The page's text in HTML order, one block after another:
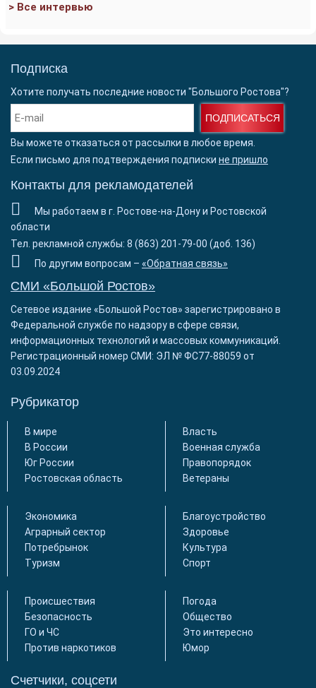
> Все интервью
Подписка
Хотите получать последние новости "Большого Ростова"?
ПОДПИСАТЬСЯ
Вы можете отказаться от рассылки в любое время.
Если письмо для подтверждения подписки не пришло
Контакты для рекламодателей
Мы работаем в г. Ростове-на-Дону и Ростовской
области
Тел. рекламной службы: 8 (863) 201-79-00 (доб. 136)
По другим вопросам – «Обратная связь»
СМИ «Большой Ростов»
Сетевое издание «Большой Ростов» зарегистрировано в
Федеральной службе по надзору в сфере связи,
информационных технологий и массовых коммуникаций.
Регистрационный номер СМИ: ЭЛ № ФС77-88059 от
03.09.2024
Рубрикатор
В мире
В России
Юг России
Ростовская область
Власть
Военная служба
Правопорядок
Ветераны
Экономика
Аграрный сектор
Потребрынок
Туризм
Благоустройство
Здоровье
Культура
Спорт
Происшествия
Безопасность
ГО и ЧС
Против наркотиков
Погода
Общество
Это интересно
Юмор
Счетчики, соцсети